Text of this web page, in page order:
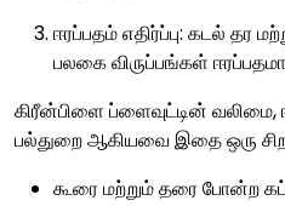
ஈரப்பதம் எதிர்ப்பு: கடல் தர
பலகை விருப்பங்கள்
கிரீன்பிளை ப்ளைவுட்டின் வலிமை,
பல்துறை ஆகியவை இதை ஒரு
கூரை மற்றும் தரை போன்ற